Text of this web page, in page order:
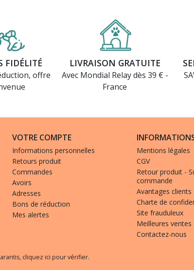
FIDÉLITÉ
offre
LIVRAISON GRATUITE
Avec Mondial Relay dès 39 € -
France
VOTRE COMPTE
Informations personnelles
Retours produit
Commandes
Avoirs
Adresses
Bons de réduction
Mes alertes
Mentions légales
CGV
Retour produit -
commande
Avantages clients
Charte de
Site frauduleux
Meilleures ventes
Contactez-nous
cliquez ici pour vérifier.